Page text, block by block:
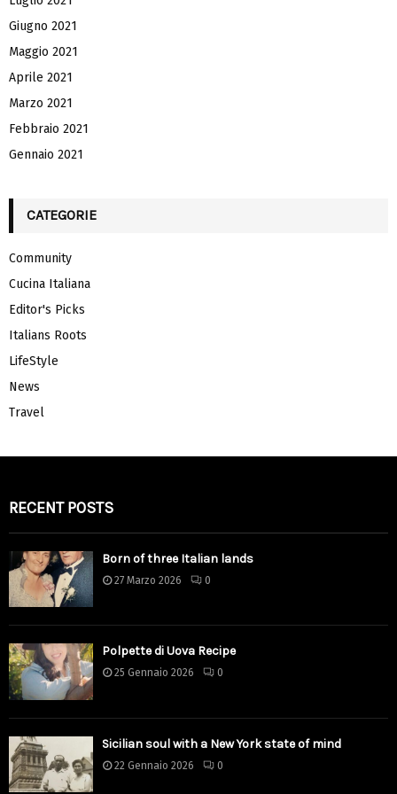
Giugno 2021
Maggio 2021
Aprile 2021
Marzo 2021
Febbraio 2021
Gennaio 2021
CATEGORIE
Community
Cucina Italiana
Editor's Picks
Italians Roots
LifeStyle
News
Travel
RECENT POSTS
Born of three Italian lands
27 Marzo 2026 0
Polpette di Uova Recipe
25 Gennaio 2026 0
Sicilian soul with a New York state of mind
22 Gennaio 2026 0